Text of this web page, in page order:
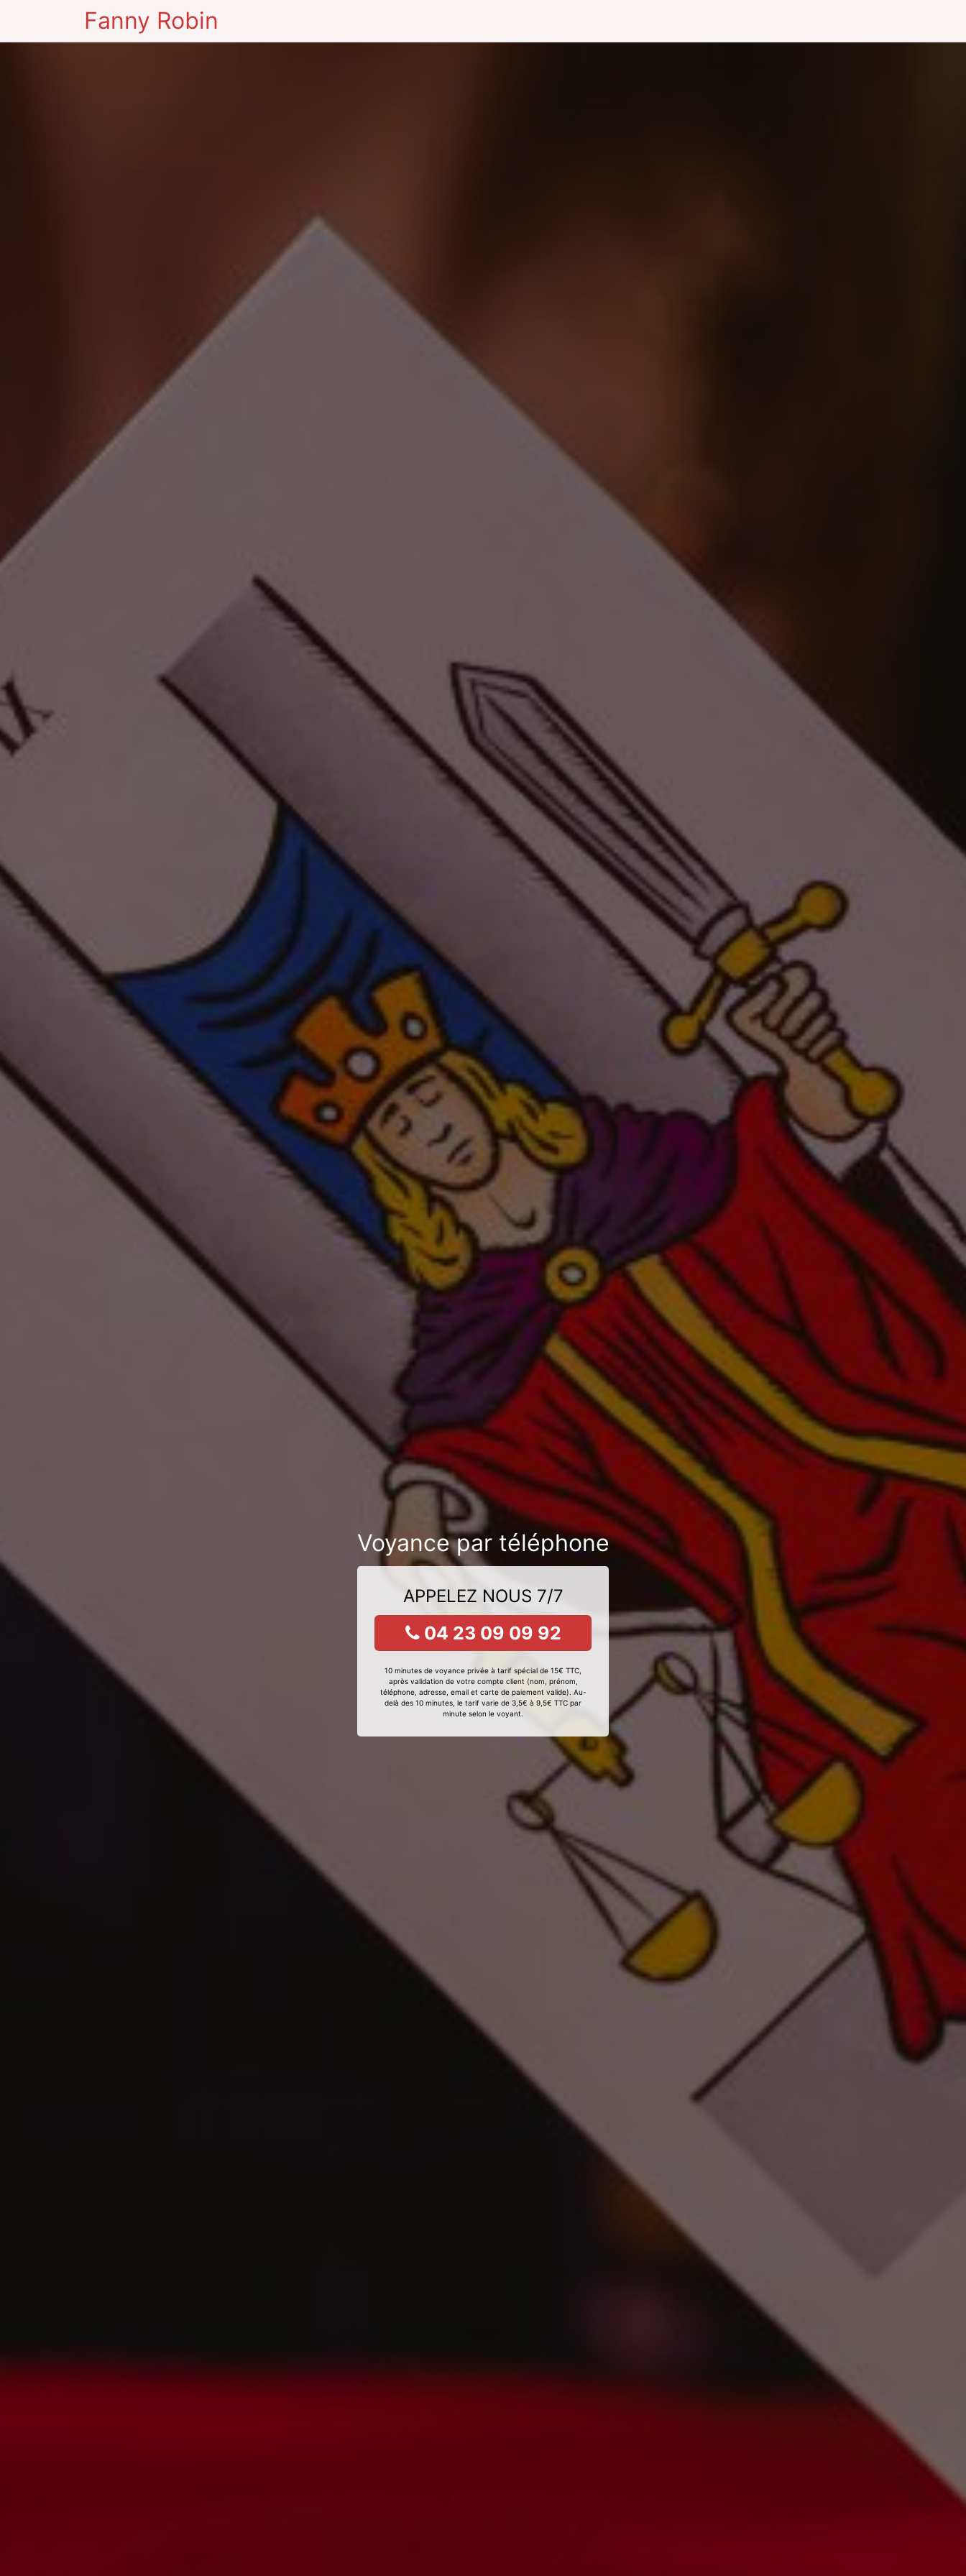
Fanny Robin
Voyance par téléphone
APPELEZ NOUS 7/7
04 23 09 09 92
10 minutes de voyance privée à tarif spécial de 15€ TTC,
après validation de votre compte client (nom, prénom,
téléphone, adresse, email et carte de paiement valide). Au-
delà des 10 minutes, le tarif varie de 3,5€ à 9,5€ TTC par
minute selon le voyant.